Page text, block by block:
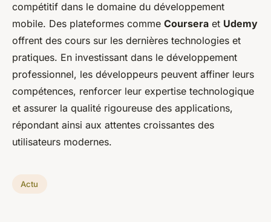
compétitif dans le domaine du développement
mobile. Des plateformes comme Coursera et Udemy
offrent des cours sur les dernières technologies et
pratiques. En investissant dans le développement
professionnel, les développeurs peuvent affiner leurs
compétences, renforcer leur expertise technologique
et assurer la qualité rigoureuse des applications,
répondant ainsi aux attentes croissantes des
utilisateurs modernes.
Actu